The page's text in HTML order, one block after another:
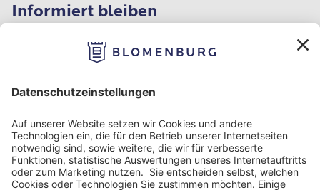
Informiert bleiben
Impressum
Datenschutzinformation